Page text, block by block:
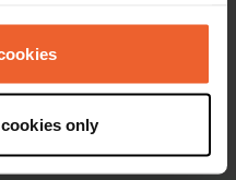
or by clicking on
geographical location
several meters
only
Herikerberg. Met
jouw verblijf op de
een herinnering